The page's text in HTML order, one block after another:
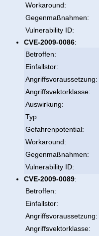
Workaround:
Gegenmaßnahmen:
Vulnerability ID:
CVE-2009-0086:
Betroffen:
Einfallstor:
Angriffsvoraussetzung:
Angriffsvektorklasse:
Auswirkung:
Typ:
Gefahrenpotential:
Workaround:
Gegenmaßnahmen:
Vulnerability ID:
CVE-2009-0089:
Betroffen:
Einfallstor:
Angriffsvoraussetzung:
Angriffsvektorklasse: